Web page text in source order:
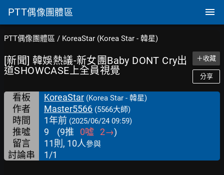
PTT偶像團體區
PTT偶像團體區 / KoreaStar (Korea Star - 韓星)
[新聞] 韓娛熱議-新女團Baby DONT Cry出
道SHOWCASE上全員視覺
＋收藏
分享
看板 KoreaStar (Korea Star - 韓星)
作者 Master5566 (5566大師)
時間 1年前 (2025/06/24 09:59)
推噓 9 (9推 0噓 2→)
留言
11則, 10人參與
討論串 1/1